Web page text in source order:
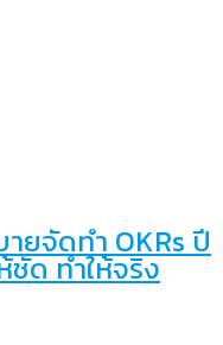
ยจัดทำ OKRs ปี
ด ทำให้จริง